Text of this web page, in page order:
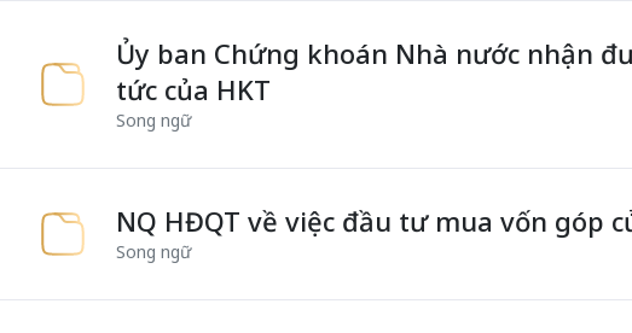
Ủy ban Chứng khoán Nhà nước nhận
tức của HKT
Song ngữ
NQ HĐQT về việc đầu tư mua vốn góp
Song ngữ